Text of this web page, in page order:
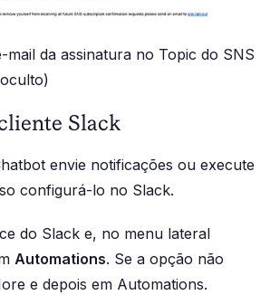
da assinatura no Topic do SNS
Slack
envie notificações ou execute
configurá-lo no Slack.
do Slack e, no menu lateral
Automations. Se a opção não
e depois em Automations.